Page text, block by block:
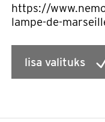
https://
lampe-de-
lisa valituks